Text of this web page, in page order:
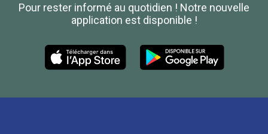
Pour rester informé au quotidien ! Notre nouvelle
application est disponible !
Boulanger de France
Les Nouvelles de la Boulangerie-Pâtisserie Française
27, av d’Eylau - 75782 Paris Cédex 16
01 53 70 16 25